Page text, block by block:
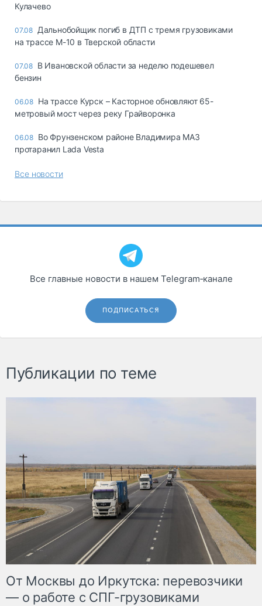
Кулачево
07.08 Дальнобойщик погиб в ДТП с тремя грузовиками
на трассе М-10 в Тверской области
07.08 В Ивановской области за неделю подешевел
бензин
06.08 На трассе Курск – Касторное обновляют 65-
метровый мост через реку Грайворонка
06.08 Во Фрунзенском районе Владимира МАЗ
протаранил Lada Vesta
Все новости
Все главные новости в нашем Telegram‑канале
ПОДПИСАТЬСЯ
Публикации по теме
От Москвы до Иркутска: перевозчики
— о работе с СПГ-грузовиками